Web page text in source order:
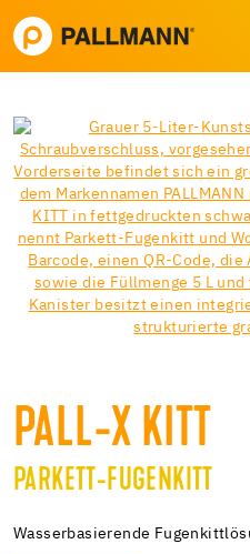
PALL-X KITT
PARKETT-FUGENKITT
Wasserbasierende